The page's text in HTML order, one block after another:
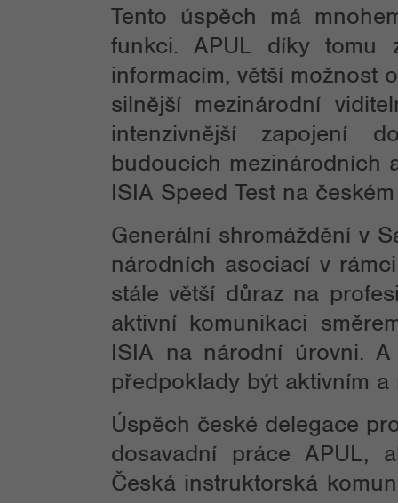
Tento úspěch má
funkci. APUL díky tomu
informacím, větší možnost
silnější mezinárodní
intenzivnější zapojení
budoucích mezinárodních
ISIA Speed Test na
Generální shromáždění v
národních asociací v
stále větší důraz na
aktivní komunikaci
ISIA na národní úrovni.
předpoklady být aktivním
Úspěch české delegace
dosavadní práce APUL,
Česká instruktorská